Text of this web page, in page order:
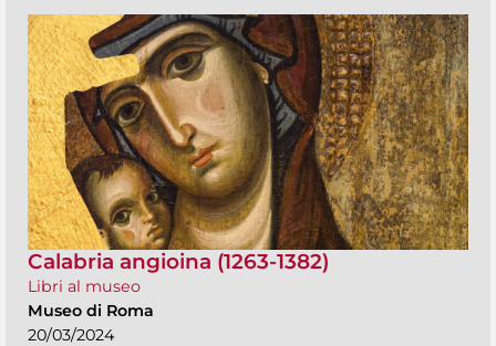
Calabria angioina (1263-1382)
Libri al museo
Museo di Roma
20/03/2024